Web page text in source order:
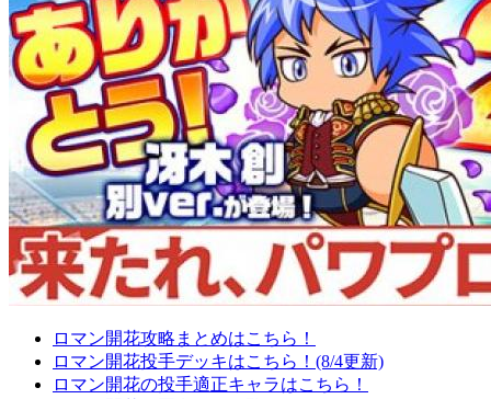
ロマン開花攻略まとめはこちら！
ロマン開花投手デッキはこちら！(8/4更新)
ロマン開花の投手適正キャラはこちら！